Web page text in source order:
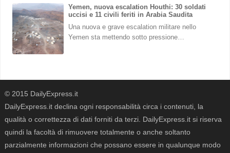
Yemen, nuova escalation Houthi: 30 soldati
uccisi e 11 civili feriti in Arabia Saudita
Una nuova e grave escalation militare nello
Yemen sta mettendo sotto pressione…
© 2015 DailyExpress.it
DailyExpress.it declina ogni responsabilità circa i contenuti, la
qualità o correttezza di dati forniti da terzi. DailyExpress.it si riserva
quindi la facoltà di rimuovere totalmente o anche soltanto
parzialmente informazioni che possano essere in qualunque modo